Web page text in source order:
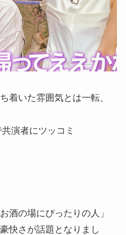
着いた雰囲気とは一転、
演者にツッコミ
酒の場にぴったりの人」
快さが話題となりまし